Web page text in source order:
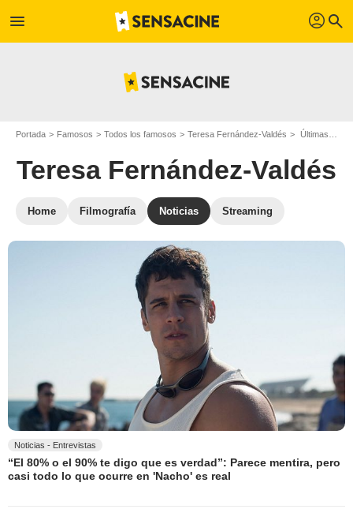
menu profil search
Portada Famosos Todos los famosos Teresa Fernández-Valdés Últimas noticias Teresa Fernández-Valdés
Teresa Fernández-Valdés
Home Filmografía Noticias Streaming
Noticias - Entrevistas
“El 80% o el 90% te digo que es verdad”: Parece mentira, pero
casi todo lo que ocurre en 'Nacho' es real